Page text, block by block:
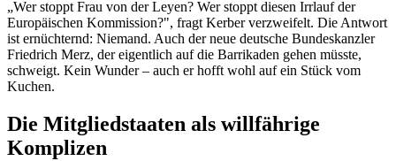
„Wer stoppt Frau von der Leyen? Wer stoppt diesen Irrlauf der
Europäischen Kommission?", fragt Kerber verzweifelt. Die Antwort
ist ernüchternd: Niemand. Auch der neue deutsche Bundeskanzler
Friedrich Merz, der eigentlich auf die Barrikaden gehen müsste,
schweigt. Kein Wunder – auch er hofft wohl auf ein Stück vom
Kuchen.
Die Mitgliedstaaten als willfährige
Komplizen